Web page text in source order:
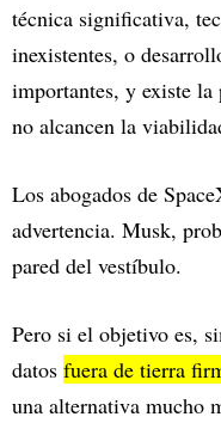
técnica significativa,
inexistentes, o
importantes, y existe
no alcancen la
Los abogados de
advertencia. Musk,
pared del vestíbulo.
Pero si el objetivo es,
datos fuera de tierra
una alternativa mucho